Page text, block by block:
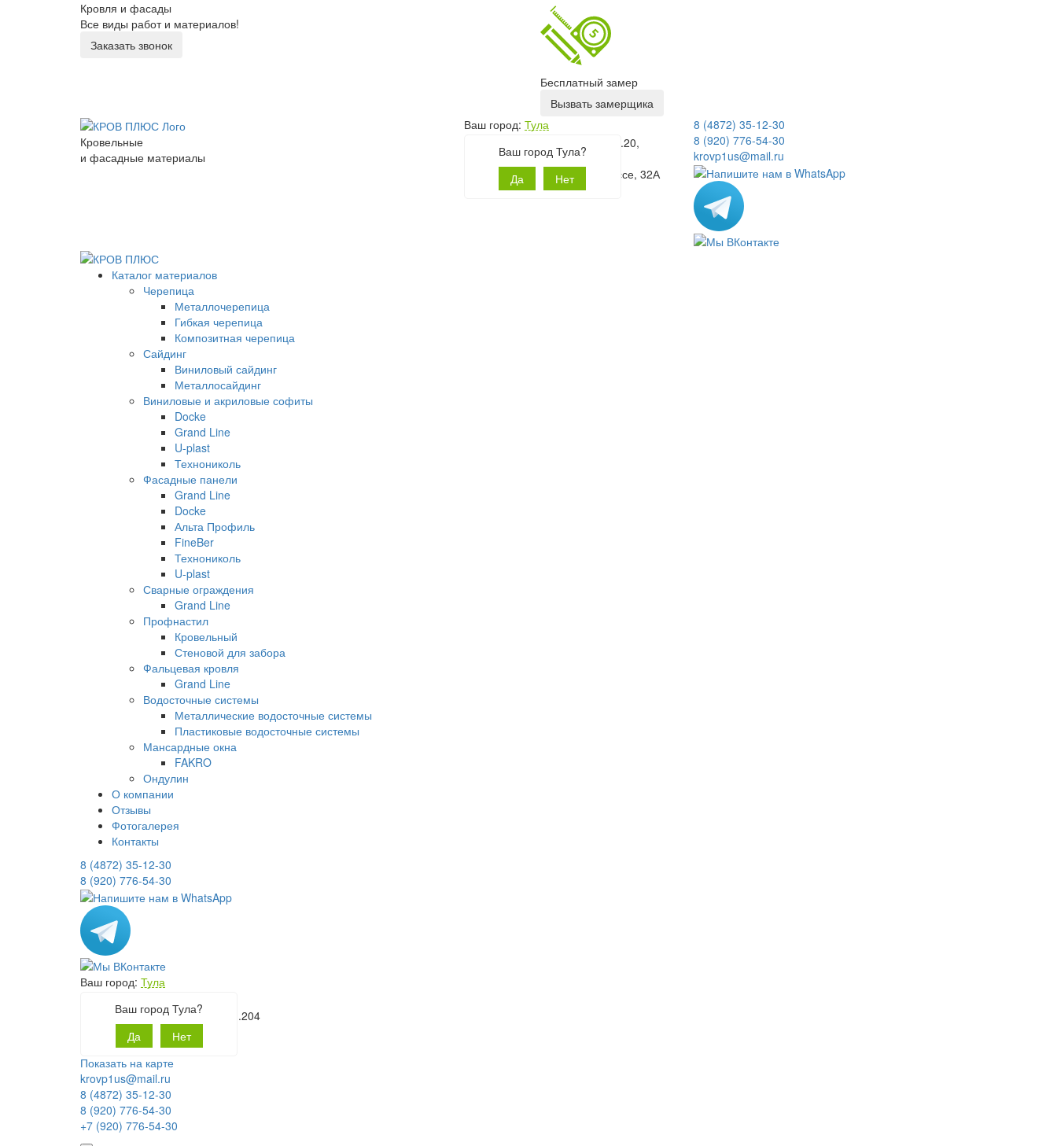
Кровля и фасады
Все виды работ и материалов!
Заказать звонок
Бесплатный замер
Вызвать замерщика
Кровельные
и фасадные материалы
Ваш город: Тула
Ваш город Тула?
Да
Нет
Офис: г. Тула, ул. Сурикова, д.20,
оф.204
Магазин: Новомосковское шоссе, 32А
8 (4872) 35-12-30
8 (920) 776-54-30
krovp1us@mail.ru
Каталог материалов
Черепица
Металлочерепица
Гибкая черепица
Композитная черепица
Сайдинг
Виниловый сайдинг
Металлосайдинг
Виниловые и акриловые софиты
Docke
Grand Line
U-plast
Технониколь
Фасадные панели
Grand Line
Docke
Альта Профиль
FineBer
Технониколь
U-plast
Сварные ограждения
Grand Line
Профнастил
Кровельный
Стеновой для забора
Фальцевая кровля
Grand Line
Водосточные системы
Металлические водосточные системы
Пластиковые водосточные системы
Мансардные окна
FAKRO
Ондулин
О компании
Отзывы
Фотогалерея
Контакты
8 (4872) 35-12-30
8 (920) 776-54-30
Ваш город: Тула
Ваш город Тула?
Да
Нет
г. Тула, ул. Сурикова, д.20, оф.204
Новомосковское шоссе, 32А
Показать на карте
krovp1us@mail.ru
8 (4872) 35-12-30
8 (920) 776-54-30
+7 (920) 776-54-30